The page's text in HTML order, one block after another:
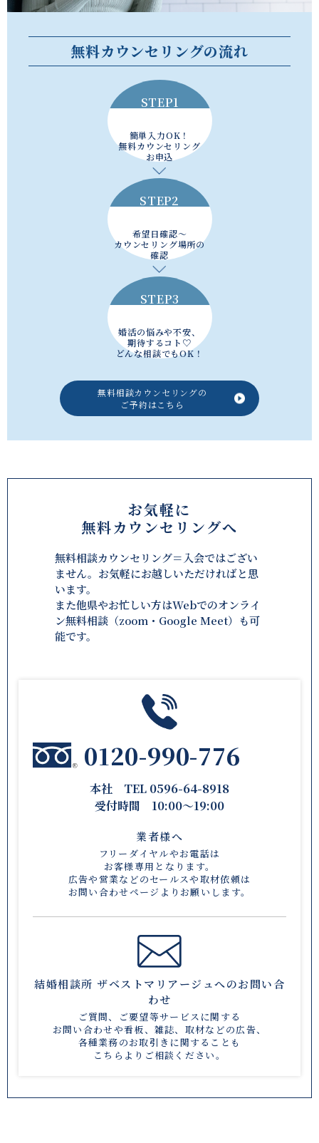
無料カウンセリングの流れ
STEP1
簡単入力OK！
無料カウンセリング
お申込
STEP2
希望日確認～
カウンセリング場所の
確認
STEP3
婚活の悩みや不安、
期待するコト♡
どんな相談でもOK！
無料相談カウンセリングの
ご予約はこちら
お気軽に
無料カウンセリングへ
無料相談カウンセリング＝入会ではござい
ません。お気軽にお越しいただければと思
います。
また他県やお忙しい方はWebでのオンライ
ン無料相談（zoom・Google Meet）も可
能です。
0120-990-776
本社 TEL 0596-64-8918
受付時間 10:00〜19:00
業者様へ
フリーダイヤルやお電話は
お客様専用となります。
広告や営業などのセールスや取材依頼は
お問い合わせページ よりお願いします。
結婚相談所 ザベストマリアージュへのお問い合
わせ
ご質問、ご要望等サービスに関する
お問い合わせや看板、雑誌、取材などの広告、
各種業務のお取引きに関することも
こちら よりご相談ください。